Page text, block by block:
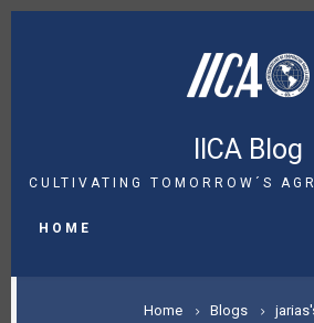
Skip
IICA Blog
CULTIVATING TOMORROW´S
NAVIGATION
HOME
Home Blogs